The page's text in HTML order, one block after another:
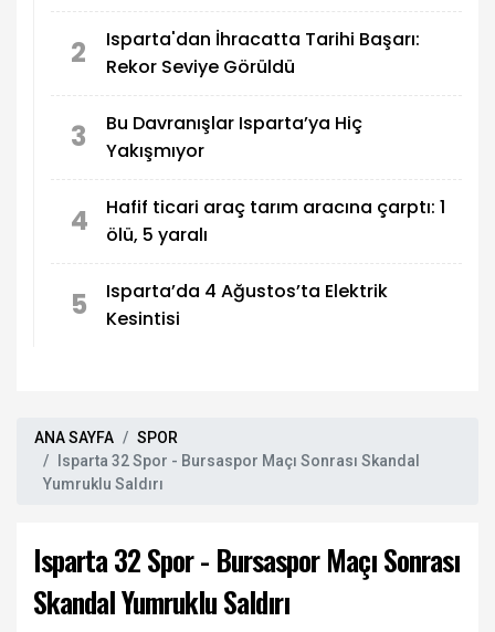
2
Isparta'dan İhracatta Tarihi Başarı:
Rekor Seviye Görüldü
3
Bu Davranışlar Isparta’ya Hiç
Yakışmıyor
4
Hafif ticari araç tarım aracına çarptı: 1
ölü, 5 yaralı
5
Isparta’da 4 Ağustos’ta Elektrik
Kesintisi
ANA SAYFA
SPOR
Isparta 32 Spor - Bursaspor Maçı Sonrası Skandal
Yumruklu Saldırı
Isparta 32 Spor - Bursaspor Maçı Sonrası
Skandal Yumruklu Saldırı